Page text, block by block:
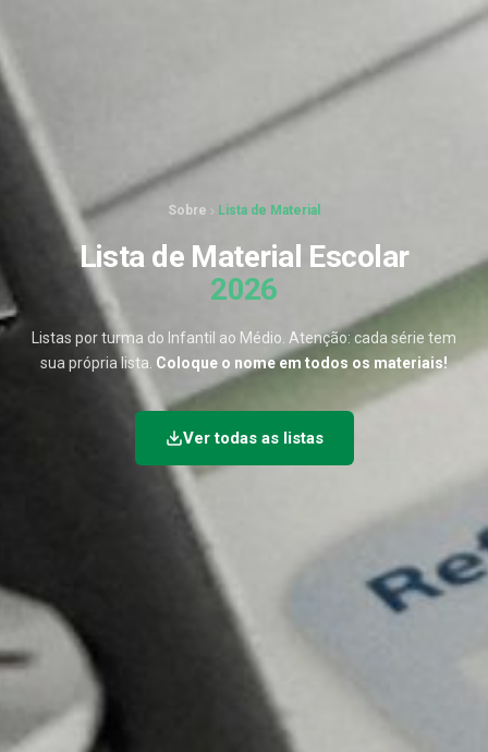
Sobre Lista de Material
Lista de Material Escolar
2026
Listas por turma do Infantil ao Médio. Atenção: cada série tem
sua própria lista. Coloque o nome em todos os materiais!
Ver todas as listas